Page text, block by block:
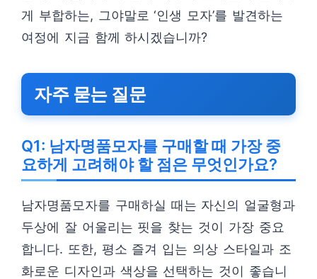
게 부합하는, 그야말로 ‘인생 모자’를 발견하는
여정에 지금 함께 하시겠습니까?
자주 묻는 질문
Q1: 남자명품모자를 구매할 때 가장 중
요하게 고려해야 할 점은 무엇인가요?
남자명품모자를 구매하실 때는 자신의 얼굴형과
두상에 잘 어울리는 핏을 찾는 것이 가장 중요
합니다. 또한, 평소 즐겨 입는 의상 스타일과 조
화로운 디자인과 색상을 선택하는 것이 좋습니